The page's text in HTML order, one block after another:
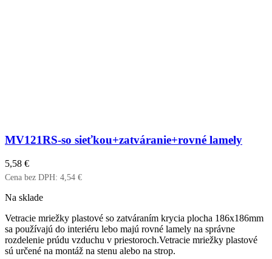
MV121RS-so sieťkou+zatváranie+rovné lamely
5,58 €
Cena bez DPH: 4,54 €
Na sklade
Vetracie mriežky plastové so zatváraním krycia plocha 186x186mm
sa používajú do interiéru lebo majú rovné lamely na správne
rozdelenie prúdu vzduchu v priestoroch.Vetracie mriežky plastové
sú určené na montáž na stenu alebo na strop.